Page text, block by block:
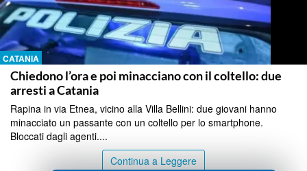
CATANIA
Chiedono l’ora e poi minacciano con il coltello: due
arresti a Catania
Rapina in via Etnea, vicino alla Villa Bellini: due giovani hanno
minacciato un passante con un coltello per lo smartphone.
Bloccati dagli agenti....
Continua a Leggere